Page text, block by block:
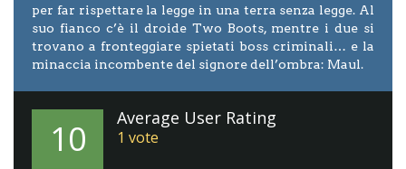
per far rispettare la legge in una terra senza legge. Al
suo fianco c’è il droide Two Boots, mentre i due si
trovano a fronteggiare spietati boss criminali… e la
minaccia incombente del signore dell’ombra: Maul.
10 Average User Rating
1 vote